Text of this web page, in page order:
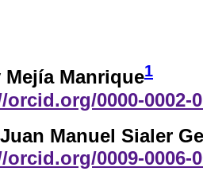
Manrique1
0000-0002-
Manuel Sialer
0009-0006-